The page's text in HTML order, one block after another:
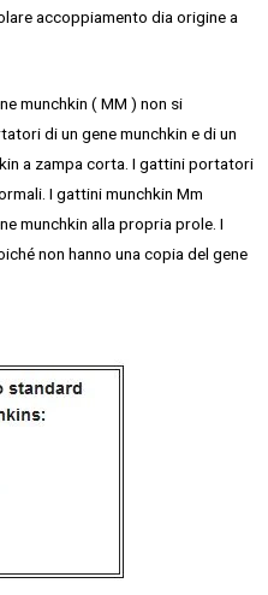
accoppiamento dia origine a
munchkin ( MM ) non si
di un gene munchkin e di un
a zampa corta. I gattini portatori
I gattini munchkin Mm
munchkin alla propria prole. I
non hanno una copia del gene